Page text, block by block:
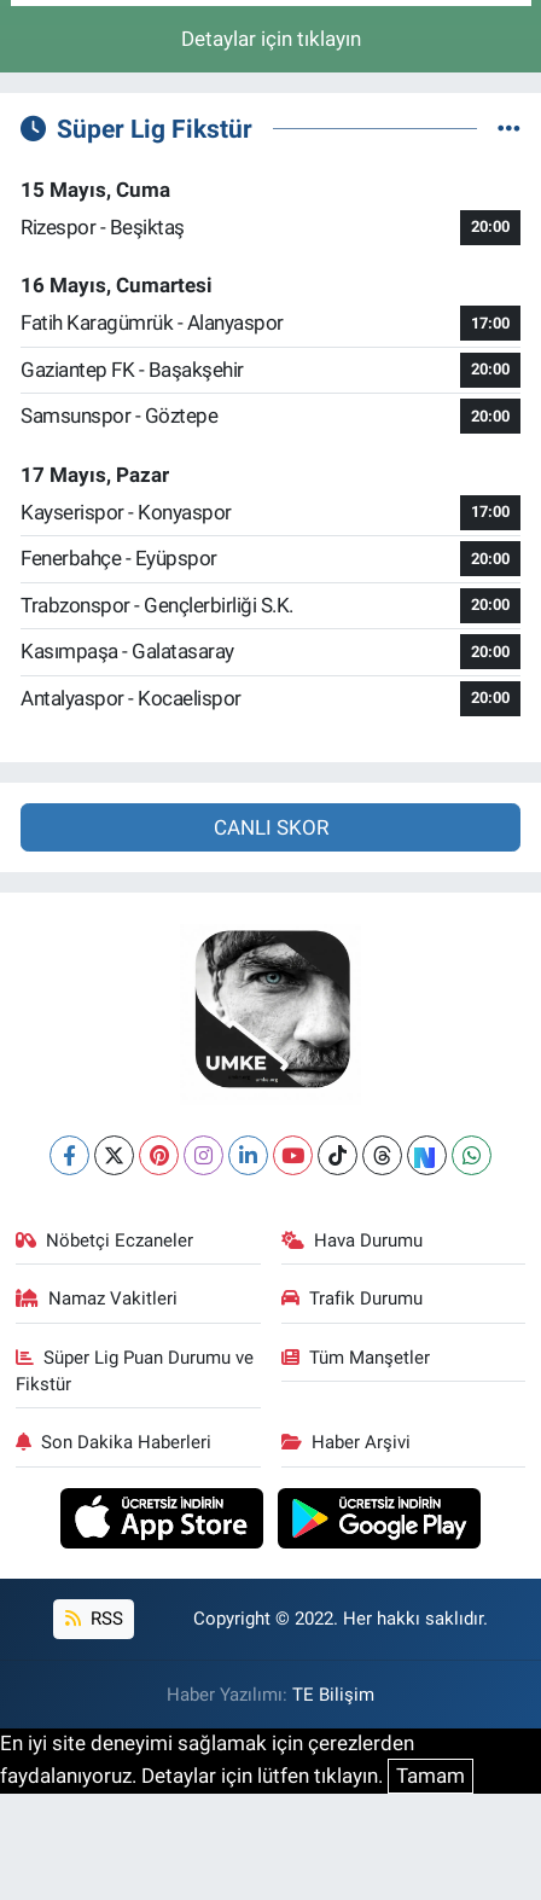
Detaylar için tıklayın
Süper Lig Fikstür
15 Mayıs, Cuma
Rizespor - Beşiktaş
20:00
16 Mayıs, Cumartesi
Fatih Karagümrük - Alanyaspor
17:00
Gaziantep FK - Başakşehir 20:00
Samsunspor - Göztepe 20:00
17 Mayıs, Pazar
Kayserispor - Konyaspor
17:00
Fenerbahçe - Eyüpspor 20:00
Trabzonspor - Gençlerbirliği S.K. 20:00
Kasımpaşa - Galatasaray 20:00
Antalyaspor - Kocaelispor 20:00
CANLI SKOR
Nöbetçi Eczaneler Hava Durumu
Namaz Vakitleri Trafik Durumu
Süper Lig Puan Durumu ve
Fikstür
Tüm Manşetler
Son Dakika Haberleri Haber Arşivi
RSS Copyright © 2022. Her hakkı saklıdır.
Haber Yazılımı: TE Bilişim
En iyi site deneyimi sağlamak için çerezlerden
faydalanıyoruz. Detaylar için lütfen tıklayın. Tamam